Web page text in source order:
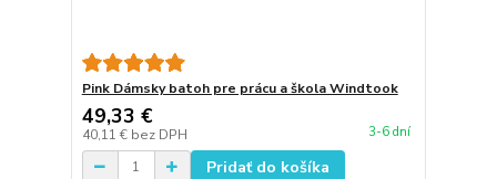
Pink Dámsky batoh pre prácu a škola Windtook
49,33 €
40,11 € bez DPH 3-6 dní
Pridať do košíka